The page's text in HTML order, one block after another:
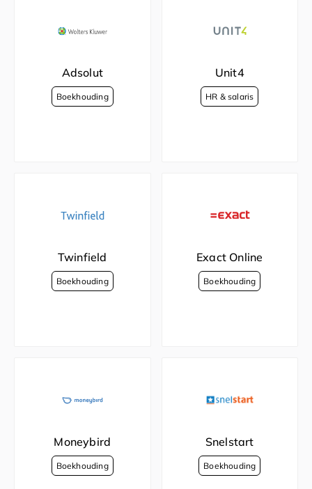
Adsolut Unit4
Twinfield Exact Online
Moneybird Snelstart